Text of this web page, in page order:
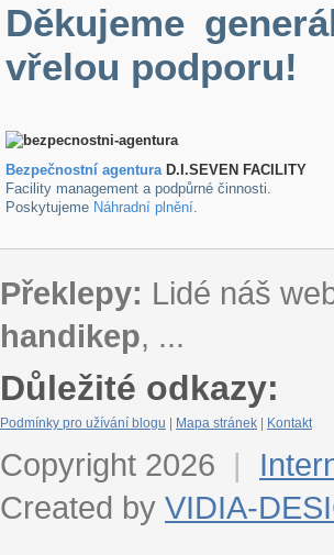
Děkujeme
vřelou podporu!
Bezpečnostní agenturaD.I.SEVEN FACILITY
Facility management a podpůrné činnosti.
Poskytujeme Náhradní plnění.
Překlepy: Lidé náš
handikep, ...
Důležité odkazy:
Podmínky pro užívání blogu Mapa stránek Kontakt
Copyright 2026 |
Created by VIDIA-